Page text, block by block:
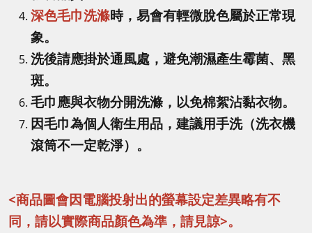
深色毛巾洗滌時，易會有輕微脫色屬於正常現
象。
洗後請應掛於通風處，避免潮濕產生霉菌、黑
斑。
毛巾應與衣物分開洗滌，以免棉絮沾黏衣物。
因毛巾為個人衛生用品，建議用手洗（洗衣機
滾筒不一定乾淨）。
<商品圖會因電腦投射出的螢幕設定差異略有不
同，請以實際商品顏色為準，請見諒>。